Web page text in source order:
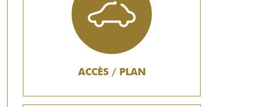
ACCÈS / PLAN